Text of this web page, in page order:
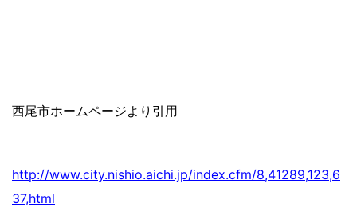
西尾市ホームページより引用
http://www.city.nishio.aichi.jp/index.cfm/8,41289,123,6
37,html